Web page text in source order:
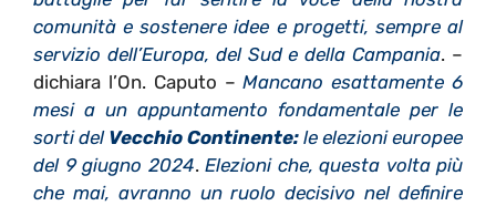
comunità e sostenere idee e progetti, sempre al
servizio dell’Europa, del Sud e della Campania. –
dichiara l’On. Caputo –Mancano esattamente 6
mesi a un appuntamento fondamentale per le
sorti del Vecchio Continente: le elezioni europee
del 9 giugno 2024. Elezioni che, questa volta più
che mai, avranno un ruolo decisivo nel definire